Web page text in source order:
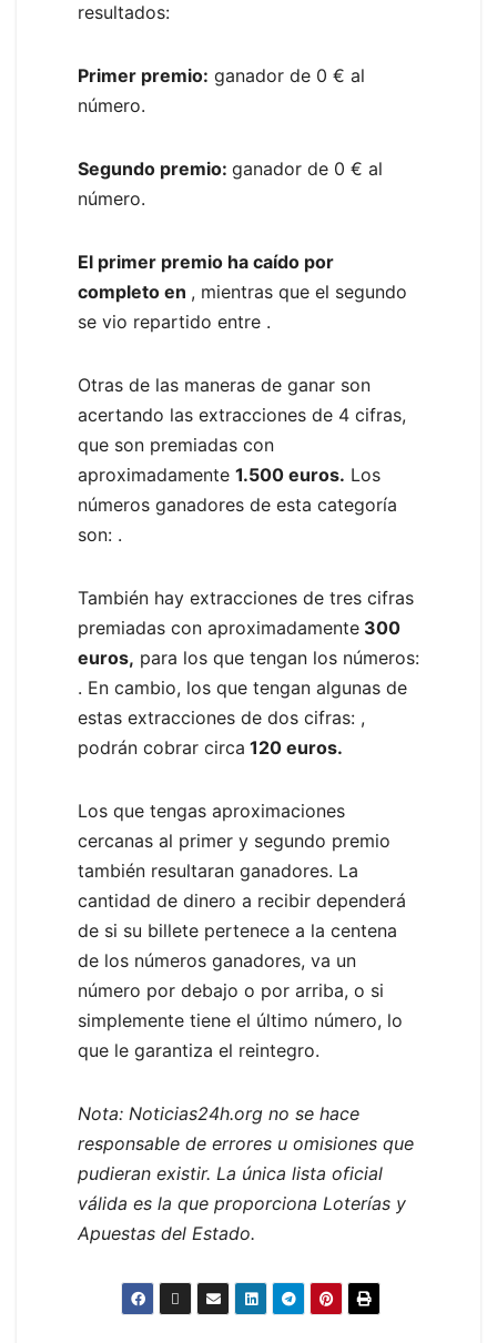
resultados:
Primer premio: ganador de 0 € al
número.
Segundo premio: ganador de 0 € al
número.
El primer premio ha caído por
completo en , mientras que el segundo
se vio repartido entre .
Otras de las maneras de ganar son
acertando las extracciones de 4 cifras,
que son premiadas con
aproximadamente 1.500 euros. Los
números ganadores de esta categoría
son: .
También hay extracciones de tres cifras
premiadas con aproximadamente 300
euros, para los que tengan los números:
. En cambio, los que tengan algunas de
estas extracciones de dos cifras: ,
podrán cobrar circa 120 euros.
Los que tengas aproximaciones
cercanas al primer y segundo premio
también resultaran ganadores. La
cantidad de dinero a recibir dependerá
de si su billete pertenece a la centena
de los números ganadores, va un
número por debajo o por arriba, o si
simplemente tiene el último número, lo
que le garantiza el reintegro.
Nota: Noticias24h.org no se hace
responsable de errores u omisiones que
pudieran existir. La única lista oficial
válida es la que proporciona Loterías y
Apuestas del Estado.